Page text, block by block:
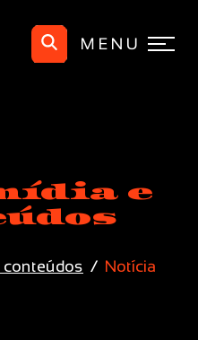
MENU
e
conteúdos Notícia